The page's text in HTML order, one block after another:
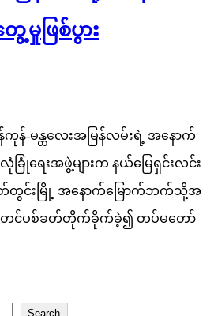
မှုဖြစ်ပွား
န်-မန္တလေးအမြန်လမ်းရဲ့ အနောက်
ြုံရေးအဖွဲ့များက နယ်မြေရှင်းလင်း
တွင်းမြို့ အနောက်မြောက်ဘက်သို့အ
စတင်ပစ်ခတ်တိုက်ခိုက်ခဲ့၍ တပ်မတော်
Search